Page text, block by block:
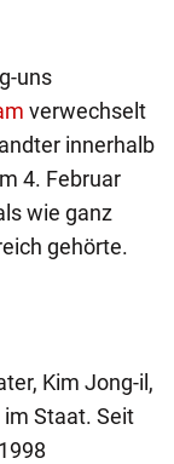
uns
verwechselt
innerhalb
4. Februar
wie ganz
gehörte.
Kim Jong-il,
Staat. Seit